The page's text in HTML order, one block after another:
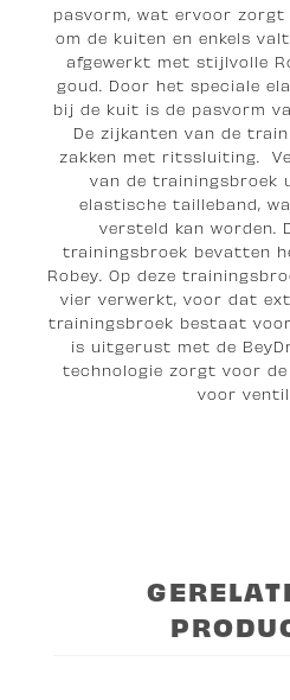
pasvorm, wat ervoor
om de kuiten en enkels
afgewerkt met stijlvolle
goud. Door het speciale
bij de kuit is de pasvorm
De zijkanten van de
zakken met ritssluiting.
van de trainingsbroek
elastische tailleband,
versteld kan worden.
trainingsbroek bevatten
Robey. Op deze
vier verwerkt, voor dat
trainingsbroek bestaat
is uitgerust met de
technologie zorgt voor
voor